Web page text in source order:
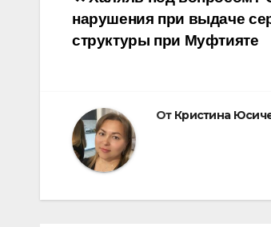
по
нарушения при выдаче
структуры при Муфтияте
От Кристина